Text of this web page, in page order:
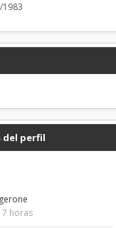
1983
del perfil
7 horas